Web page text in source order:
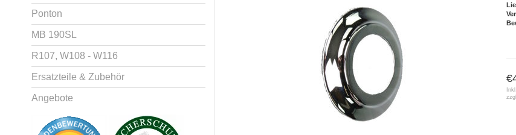
Ponton
MB 190SL
R107, W108 - W116
Ersatzteile & Zubehör
Angebote